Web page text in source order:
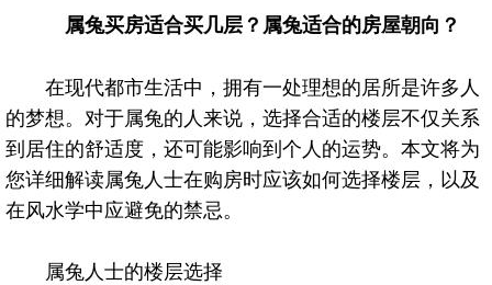
易德轩首席风水大师铁笔居士简介！！
2021-9-2
属兔买房适合买几层？属兔适合的房屋朝向？
在现代都市生活中，拥有一处理想的居所是许多人
的梦想。对于属兔的人来说，选择合适的楼层不仅关系
到居住的舒适度，还可能影响到个人的运势。本文将为
您详细解读属兔人士在购房时应该如何选择楼层，以及
在风水学中应避免的禁忌。
属兔人士的楼层选择